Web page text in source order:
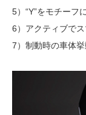
5）“Y”をモチーフ
6）アクティブで
7）制動時の車体